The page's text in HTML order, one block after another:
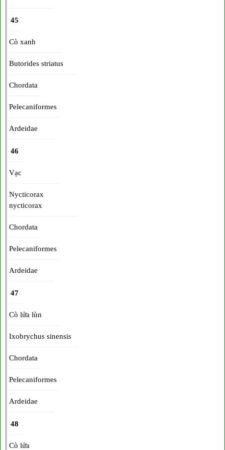
45
Cò xanh
Butorides striatus
Chordata
Pelecaniformes
Ardeidae
46
Vạc
Nycticorax
nycticorax
Chordata
Pelecaniformes
Ardeidae
47
Cò lửa lùn
Ixobrychus sinensis
Chordata
Pelecaniformes
Ardeidae
48
Cò lửa